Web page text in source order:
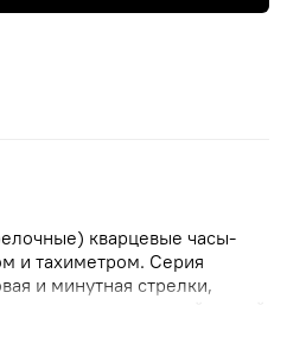
кварцевые часы-
и тахиметром. Серия
и минутная стрелки,
Индикация даты и дня